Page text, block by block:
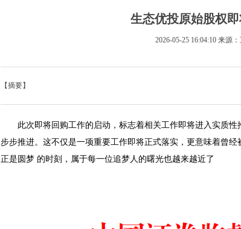
生态优投原始股权
2026-05-25 16:04:10 来源：
【摘要】
此次即将回购工作的启动，标志着相关工作即将进入实质
步步推进。这不仅是一项重要工作即将正式落实，更意味着曾
正是圆梦 的时刻，属于每一位追梦人的曙光也越来越近了